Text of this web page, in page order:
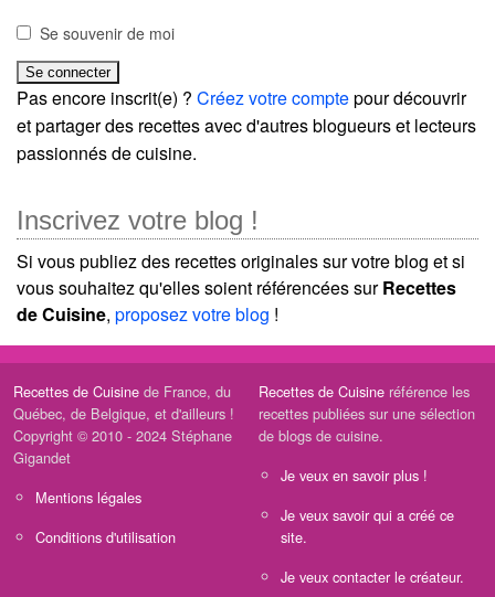
Se souvenir de moi
Pas encore inscrit(e) ? Créez votre comptepour découvrir
et partager des recettes avec d'autres blogueurs et lecteurs
passionnés de cuisine.
Inscrivez votre blog !
Si vous publiez des recettes originales sur votre blog et si
vous souhaitez qu'elles soient référencées surRecettes
de Cuisine, proposez votre blog !
Recettes de Cuisine de France, du
Québec, de Belgique, et d'ailleurs !
Copyright © 2010 - 2024 Stéphane
Gigandet
Mentions légales
Conditions d'utilisation
Recettes de Cuisine référence les
recettes publiées sur une sélection
de blogs de cuisine.
Je veux en savoir plus !
Je veux savoir qui a créé ce
site.
Je veux contacter le créateur.